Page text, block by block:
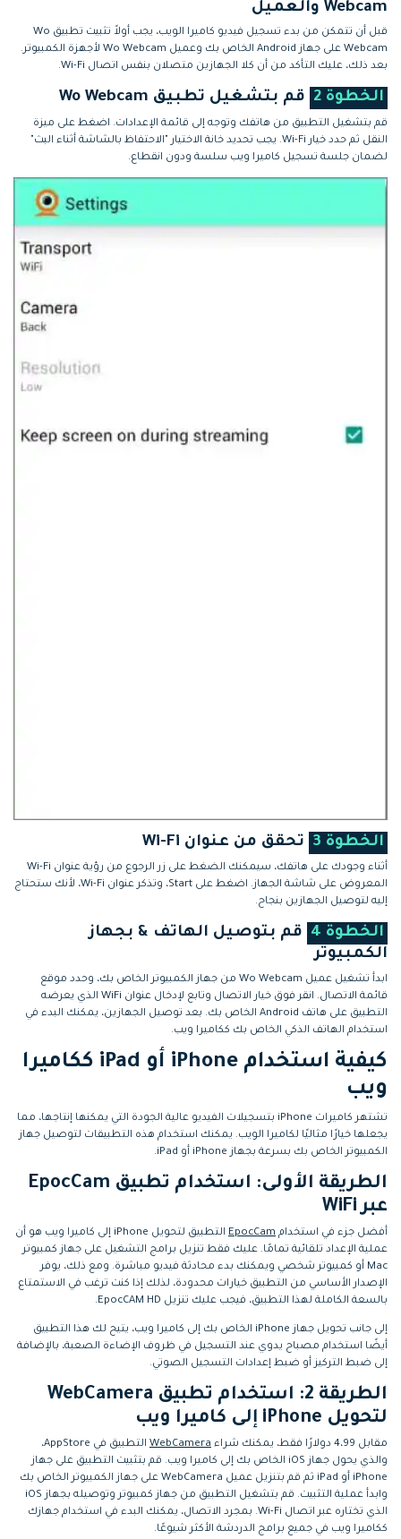
Webcam والعميل
قبل أن تتمكن من بدء تسجيل فيديو كاميرا الويب، يجب أولاً تثبيت تطبيق Wo
Webcam على جهاز Android الخاص بك وعميل Wo Webcam لأجهزة الكمبيوتر.
بعد ذلك، عليك التأكد من أن كلا الجهازين متصلان بنفس اتصال Wi-Fi.
الخطوة 2 قم بتشغيل تطبيق Wo Webcam
قم بتشغيل التطبيق من هاتفك وتوجه إلى قائمة الإعدادات. اضغط على ميزة
النقل ثم حدد خيار Wi-Fi. يجب تحديد خانة الاختيار "الاحتفاظ بالشاشة أثناء البث"
لضمان جلسة تسجيل كاميرا ويب سلسة ودون انقطاع.
الخطوة 3 تحقق من عنوان Wi-Fi
أثناء وجودك على هاتفك، سيمكنك الضغط على زر الرجوع من رؤية عنوان Wi-Fi
المعروض على شاشة الجهاز. اضغط على Start، وتذكر عنوان Wi-Fi، لأنك ستحتاج
إليه لتوصيل الجهازين بنجاح.
الخطوة 4
قم بتوصيل الهاتف & بجهاز
الكمبيوتر
ابدأ تشغيل عميل Wo Webcam من جهاز الكمبيوتر الخاص بك، وحدد موقع
قائمة الاتصال. انقر فوق خيار الاتصال وتابع لإدخال عنوان WiFi الذي يعرضه
التطبيق على هاتف Android الخاص بك. بعد توصيل الجهازين، يمكنك البدء في
استخدام الهاتف الذكي الخاص بك ككاميرا ويب.
كيفية استخدام iPhone أو iPad ككاميرا
ويب
تشتهر كاميرات iPhone بتسجيلات الفيديو عالية الجودة التي يمكنها إنتاجها، مما
يجعلها خيارًا مثاليًا لكاميرا الويب. يمكنك استخدام هذه التطبيقات لتوصيل جهاز
الكمبيوتر الخاص بك بسرعة بجهاز iPhone أو iPad.
الطريقة الأولى: استخدام تطبيق EpocCam
عبر WiFi
أفضل جزء في استخدام EpocCam
التطبيق لتحويل iPhone إلى كاميرا ويب هو أن
عملية الإعداد تلقائية تمامًا. عليك فقط تنزيل برامج التشغيل على جهاز كمبيوتر
Mac أو كمبيوتر شخصي ويمكنك بدء محادثة فيديو مباشرة. ومع ذلك، يوفر
الإصدار الأساسي من التطبيق خيارات محدودة، لذلك إذا كنت ترغب في الاستمتاع
بالسعة الكاملة لهذا التطبيق، فيجب عليك تنزيل EpocCAM HD.
إلى جانب تحويل جهاز iPhone الخاص بك إلى كاميرا ويب، يتيح لك هذا التطبيق
أيضًا استخدام مصباح يدوي عند التسجيل في ظروف الإضاءة الصعبة، بالإضافة
إلى ضبط التركيز أو ضبط إعدادات التسجيل الصوتي.
الطريقة 2: استخدام تطبيق WebCamera
لتحويل iPhone إلى كاميرا ويب
مقابل 4،99 دولارًا فقط، يمكنك شراء WebCamera
التطبيق في AppStore،
والذي يحول جهاز iOS الخاص بك إلى كاميرا ويب. قم بتثبيت التطبيق على جهاز
iPhone أو iPad ثم قم بتنزيل عميل WebCamera على جهاز الكمبيوتر الخاص بك
وابدأ عملية التثبيت. قم بتشغيل التطبيق من جهاز كمبيوتر وتوصيله بجهاز iOS
الذي تختاره عبر اتصال Wi-Fi. بمجرد الاتصال، يمكنك البدء في استخدام جهازك
ككاميرا ويب في جميع برامج الدردشة الأكثر شيوعًا.